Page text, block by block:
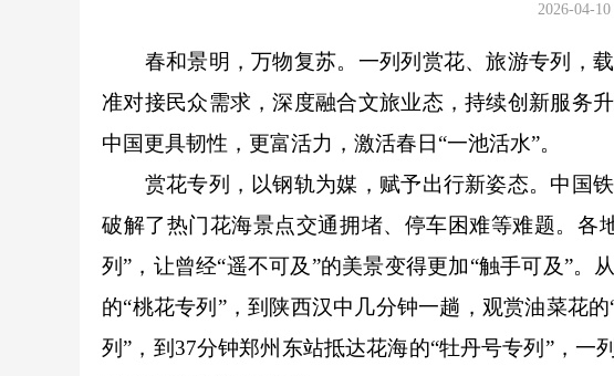
2026-04-
春和景明，万物复苏。一列列赏花、旅游专列，载
准对接民众需求，深度融合文旅业态，持续创新服务
中国更具韧性，更富活力，激活春日“一池活水”。
赏花专列，以钢轨为媒，赋予出行新姿态。中国铁
破解了热门花海景点交通拥堵、停车困难等难题。各
列”，让曾经“遥不可及”的美景变得更加“触手可及”
的“桃花专列”，到陕西汉中几分钟一趟，观赏油菜花
列”，到37分钟郑州东站抵达花海的“牡丹号专列”，